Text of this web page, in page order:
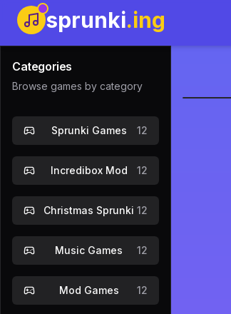
sprunki.ing
Categories
Browse games by category
Sprunki Games 12
Incredibox Mod 12
Christmas Sprunki 12
Music Games 12
Mod Games 12